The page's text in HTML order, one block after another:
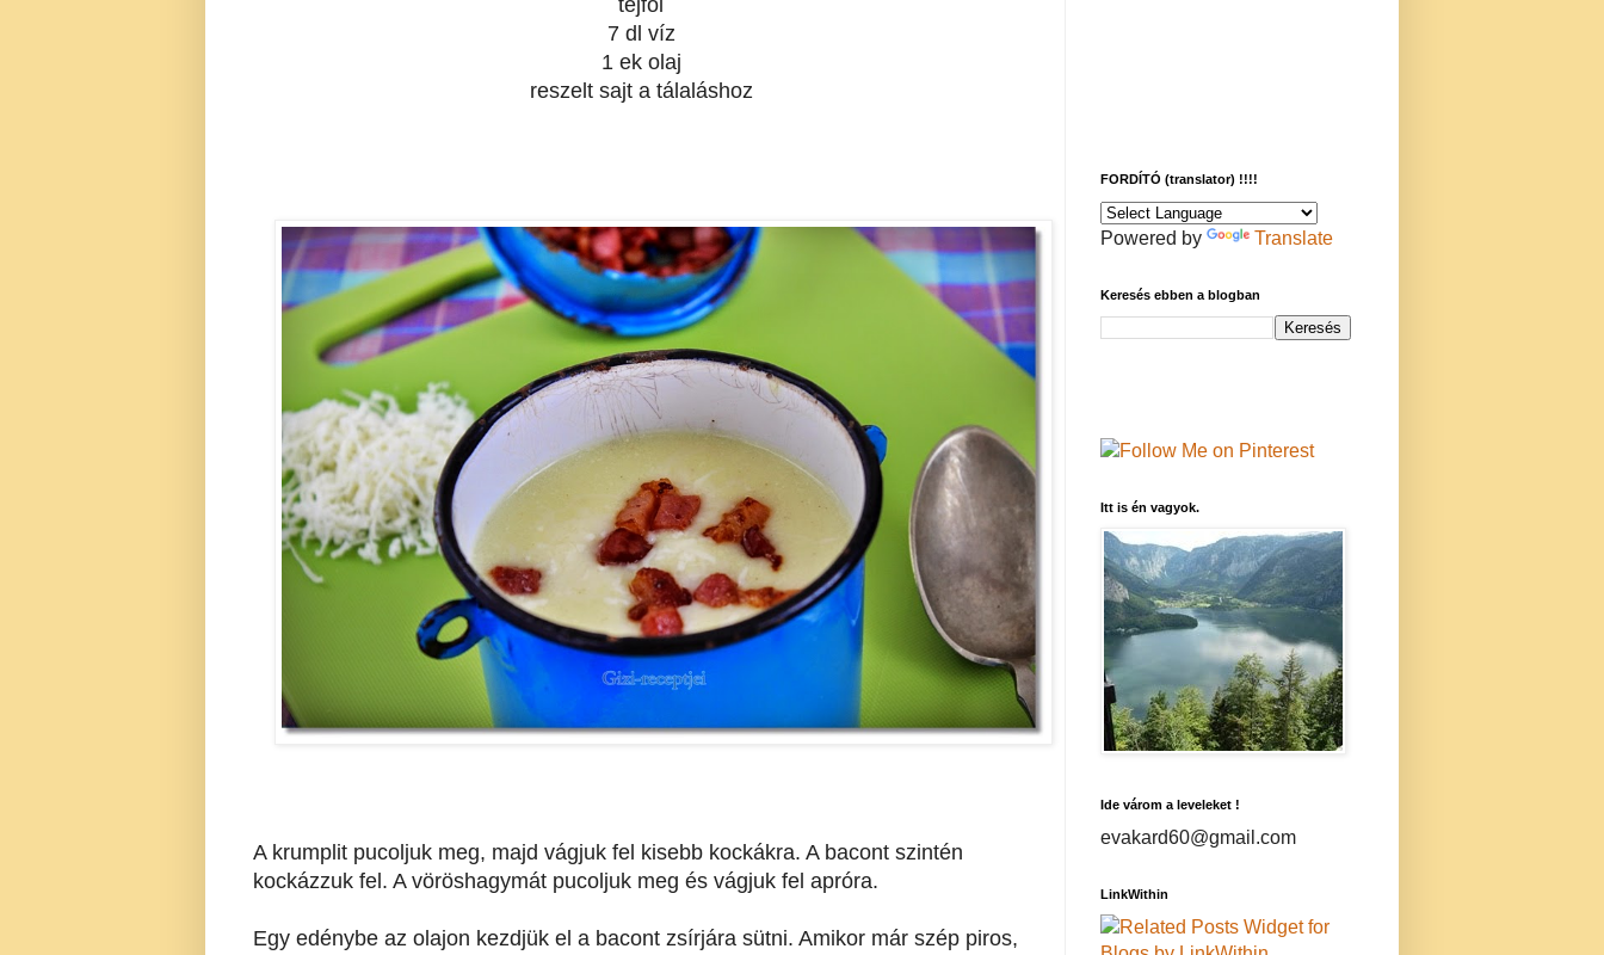
tejföl
7 dl víz
1 ek olaj
reszelt sajt a tálaláshoz
A krumplit pucoljuk meg, majd vágjuk fel kisebb kockákra. A bacont szintén
kockázzuk fel. A vöröshagymát pucoljuk meg és vágjuk fel apróra.
Egy edénybe az olajon kezdjük el a bacont zsírjára sütni. Amikor már szép piros,
FORDÍTÓ (translator) !!!!
Powered by Translate
Keresés ebben a blogban
Itt is én vagyok.
Ide várom a leveleket !
evakard60@gmail.com
LinkWithin